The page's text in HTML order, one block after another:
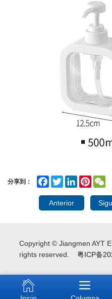
分享到： Facebook
Twitter LinkedInPinterest
Anterior
Copyright © Jiangmen AYT
rights reserved. 粤ICP备